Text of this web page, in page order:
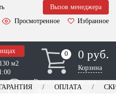
Вызов менеджера
Просмотренное
Избранное
м2
0
0 0 руб.
Корзина
Выезд менеджера для
оформления заказа
ОПЛАТА